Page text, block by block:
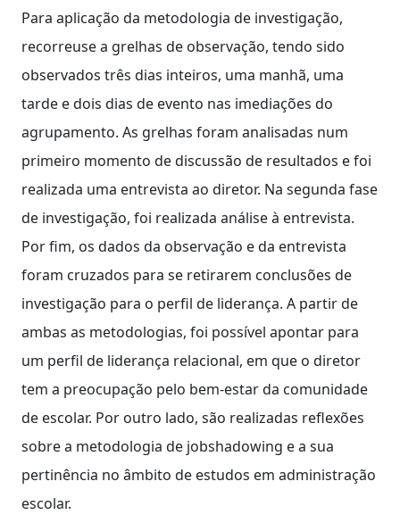
Para aplicação da metodologia de investigação,
recorreuse a grelhas de observação, tendo sido
observados três dias inteiros, uma manhã, uma
tarde e dois dias de evento nas imediações do
agrupamento. As grelhas foram analisadas num
primeiro momento de discussão de resultados e foi
realizada uma entrevista ao diretor. Na segunda fase
de investigação, foi realizada análise à entrevista.
Por fim, os dados da observação e da entrevista
foram cruzados para se retirarem conclusões de
investigação para o perfil de liderança. A partir de
ambas as metodologias, foi possível apontar para
um perfil de liderança relacional, em que o diretor
tem a preocupação pelo bem-estar da comunidade
de escolar. Por outro lado, são realizadas reflexões
sobre a metodologia de jobshadowing e a sua
pertinência no âmbito de estudos em administração
escolar.